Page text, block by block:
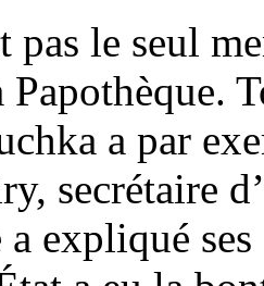
pas le seul
Papothèque.
a par
secrétaire
expliqué